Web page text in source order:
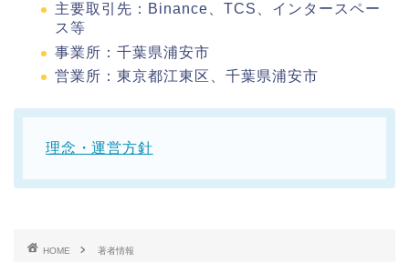
主要取引先：Binance、TCS、インタースペー
ス等
事業所：千葉県浦安市
営業所：東京都江東区、千葉県浦安市
理念・運営方針
HOME 著者情報